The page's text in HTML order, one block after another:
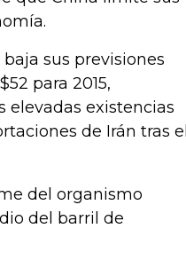
sus previsiones
para 2015,
elevadas existencias
de Irán tras el
del organismo
del barril de